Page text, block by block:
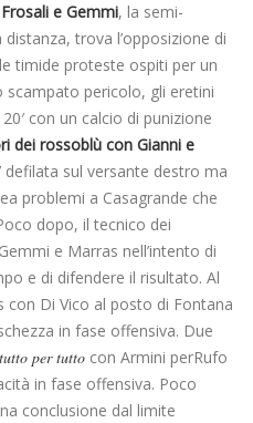
e Gemmi, la semi-
trova l’opposizione di
timide proteste ospiti per un
pericolo, gli eretini
con un calcio di punizione
dei rossoblù con Gianni e
defilata sul versante destro ma
problemi a Casagrande che
dopo, il tecnico dei
e Marras nell’intento di
e di difendere il risultato. Al
con Di Vico al posto di Fontana
in fase offensiva. Due
tutto per tutto con Armini perRufo
in fase offensiva. Poco
conclusione dal limite